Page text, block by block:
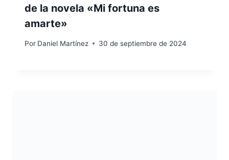
de la novela «Mi fortuna es
amarte»
Por Daniel Martínez 30 de septiembre de 2024